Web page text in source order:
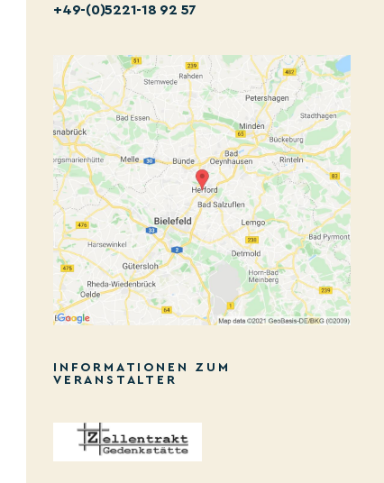
+49-(0)5221-18 92 57
INFORMATIONEN ZUM
VERANSTALTER